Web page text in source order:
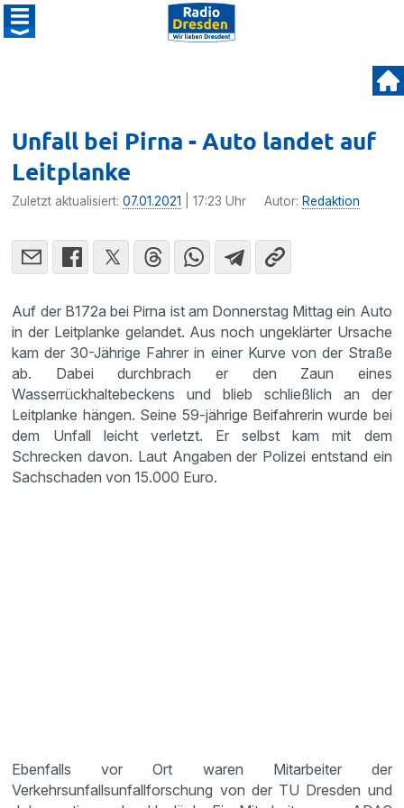
Unfall bei Pirna - Auto landet auf
Leitplanke
Zuletzt aktualisiert:07.01.2021 | 17:23 Uhr Autor: Redaktion
Auf der B172a bei Pirna ist am Donnerstag Mittag ein Auto
in der Leitplanke gelandet. Aus noch ungeklärter Ursache
kam der 30-Jährige Fahrer in einer Kurve von der Straße
ab. Dabei durchbrach er den Zaun eines
Wasserrückhaltebeckens und blieb schließlich an der
Leitplanke hängen. Seine 59-jährige Beifahrerin wurde bei
dem Unfall leicht verletzt. Er selbst kam mit dem
Schrecken davon. Laut Angaben der Polizei entstand ein
Sachschaden von 15.000 Euro.
Ebenfalls vor Ort waren Mitarbeiter der
Verkehrsunfallsunfallforschung von der TU Dresden und